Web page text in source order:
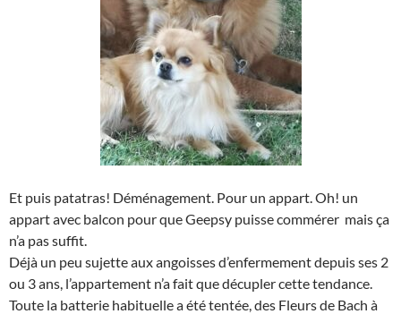
Et puis patatras! Déménagement. Pour un appart. Oh! un
appart avec balcon pour que Geepsy puisse commérer mais ça
n’a pas suffit.
Déjà un peu sujette aux angoisses d’enfermement depuis ses 2
ou 3 ans, l’appartement n’a fait que décupler cette tendance.
Toute la batterie habituelle a été tentée, des Fleurs de Bach à